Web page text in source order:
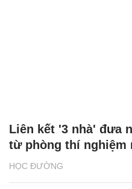
HỌC ĐƯỜNG
Liên kết '3 nhà' đưa
từ phòng thí nghiệm